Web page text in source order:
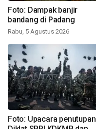
Foto: Dampak banjir
bandang di Padang
Rabu, 5 Agustus 2026
Foto: Upacara penutupan